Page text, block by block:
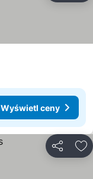
Wyświetl ceny